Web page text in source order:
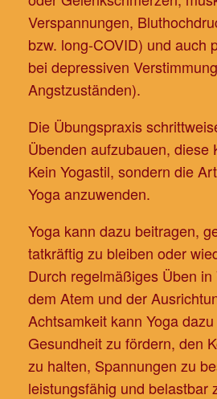
Verspannungen,
bzw. long-COVID) und auch
bei depressiven
Angstzuständen).
Die Übungspraxis
Übenden aufzubauen, diese
Kein Yogastil, sondern die
Yoga anzuwenden.
Yoga kann dazu beitragen,
tatkräftig zu bleiben oder
Durch regelmäßiges Üben
dem Atem und der
Achtsamkeit kann Yoga
Gesundheit zu fördern, den
zu halten, Spannungen zu
leistungsfähig und belastbar